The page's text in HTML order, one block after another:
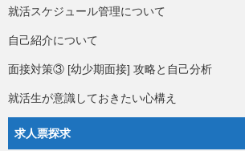
就活スケジュール管理について
自己紹介について
面接対策③ [幼少期面接] 攻略と自己分析
就活生が意識しておきたい心構え
求人票探求